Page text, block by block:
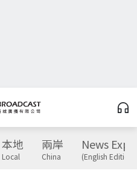
本地
Local
兩岸
China
News
(English Edition)